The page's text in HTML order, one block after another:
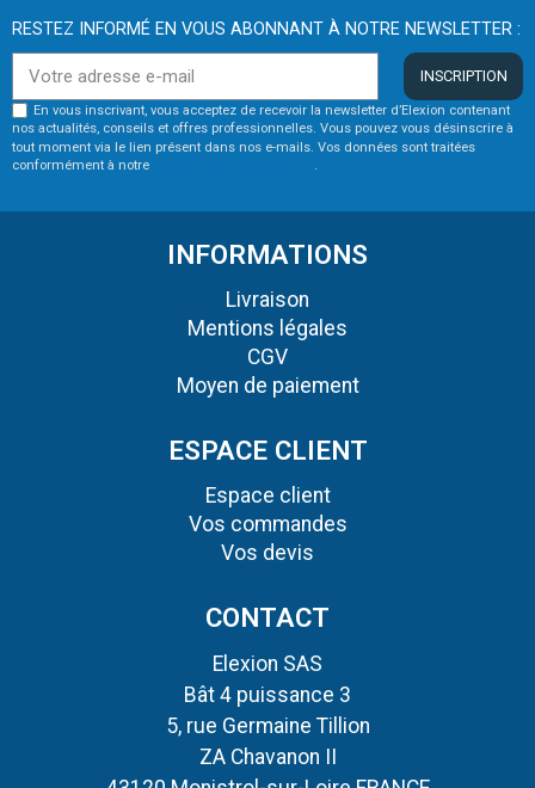
RESTEZ INFORMÉ EN VOUS ABONNANT À NOTRE NEWSLETTER :
INSCRIPTION
En vous inscrivant, vous acceptez de recevoir la newsletter d’Elexion contenant
nos actualités, conseils et offres professionnelles. Vous pouvez vous désinscrire à
tout moment via le lien présent dans nos e-mails. Vos données sont traitées
conformément à notre
.
INFORMATIONS
Livraison
Mentions légales
CGV
Moyen de paiement
ESPACE CLIENT
Espace client
Vos commandes
Vos devis
CONTACT
Elexion SAS
Bât 4 puissance 3
5, rue Germaine Tillion
ZA Chavanon II